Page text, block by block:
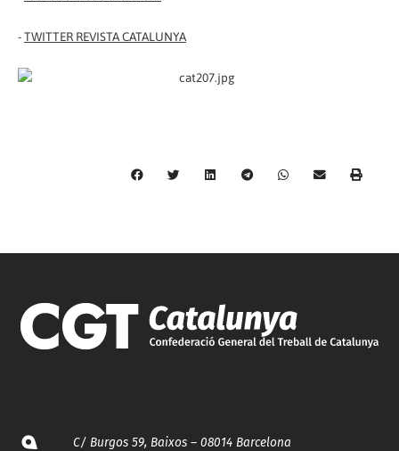
-TWITTER REVISTA CATALUNYA
C/ Burgos 59, Baixos – 08014 Barcelona